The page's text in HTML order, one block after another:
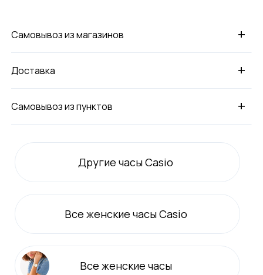
+
Самовывоз из магазинов
+
Доставка
+
Самовывоз из пунктов
Другие часы Casio
Все женские часы Casio
Все женские часы